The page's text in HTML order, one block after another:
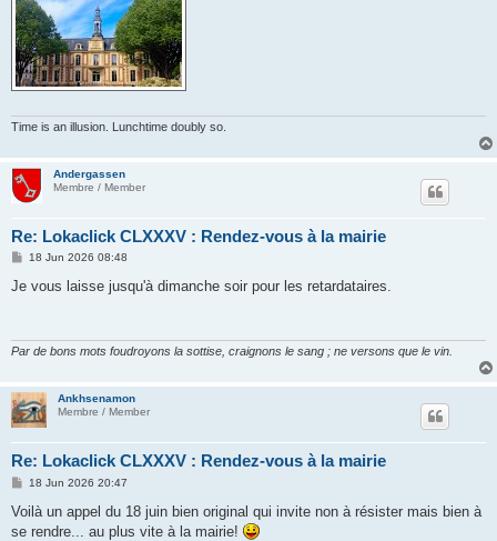
Time is an illusion. Lunchtime doubly so.
Andergassen
Membre / Member
Re: Lokaclick CLXXXV : Rendez-vous à la mairie
P
s
18 Jun 2026 08:48
Je vous laisse jusqu'à dimanche soir pour les retardataires.
Par de bons mots foudroyons la sottise, craignons le sang ; ne versons que le vin.
Ankhsenamon
Membre / Member
Re: Lokaclick CLXXXV : Rendez-vous à la mairie
P
s
18 Jun 2026 20:47
Voilà un appel du 18 juin bien original qui invite non à résister mais bien à
se rendre... au plus vite à la mairie!